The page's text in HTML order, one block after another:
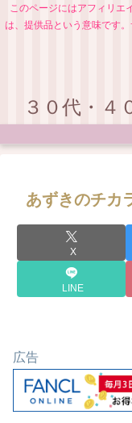
このページにはアフィリエ
は、提供品という意味です
３０代・４
あずきのチカ
X
LINE
広告